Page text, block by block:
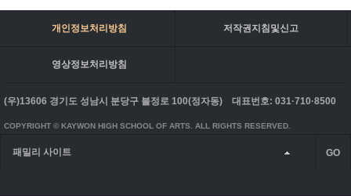
개인정보처리방침 저작권지침및신고
영상정보처리방침
패밀리 사이트
(우)13606 경기도 성남시 분당구 불정로 100(정자동) 대표번호: 031·710·8500
COPYRIGHT © KAYWON HIGH SCHOOL OF ARTS. ALL RIGHTS RESERVED.